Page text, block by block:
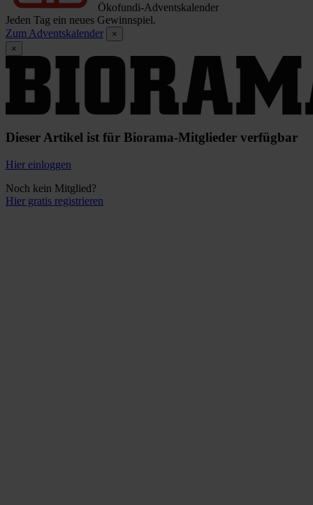
Ökofundi-Adventskalender
Jeden Tag ein neues Gewinnspiel.
Zum Adventskalender
×
×
Dieser Artikel ist für Biorama-Mitglieder verfügbar
Hier einloggen
Noch kein Mitglied?
Hier gratis registrieren